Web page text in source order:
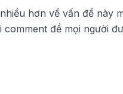
hơn về vấn đề này
comment để mọi người